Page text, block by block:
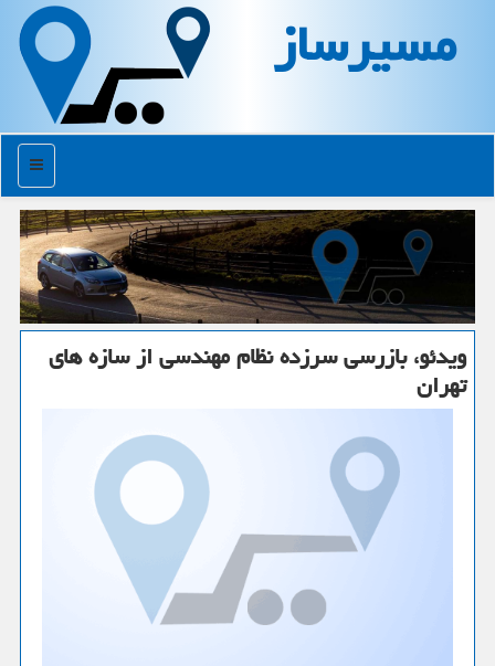
مسیرساز
منو
ویدئو، بازرسی سرزده نظام مهندسی از سازه های
تهران